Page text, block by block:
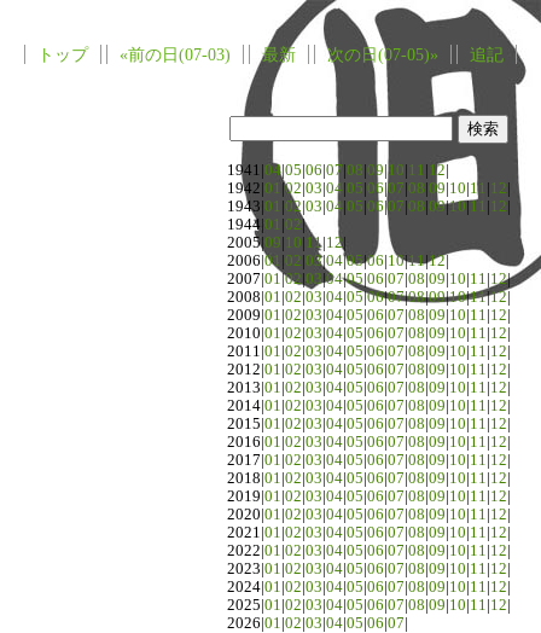
トップ «前の日(07-03) 最新 次の日(07-05)» 追記
1941| 04 05 06 07 08 09 10 11 12
1942| 01 02 03 04 05 06 |07 08 09 10 11 12
1943| 01 02 03 04 05 06 |07 08 09|10 11 12
1944| 01 02 |
2005|09 10 11 12
2006| 01 02 03|04|05|06 10|11|12
2007| 01|02 03|04|05 06 07 08 09 10 11 12|
2008| 01 02 03 04 05|06|07|08|09|10|11|12
2009| 01 02 03 04 05 06 07 08 09 10 11 12
2010| 01 02 03 04 05 06 07 08 09 10 11 12
2011| 01 02 03 04 05 06 07 08 09 10 11 12
2012| 01 02 03 04 05 06 07 08 09 10 11 12
2013| 01 02 03 04 05 06 07 08 09 10 11 12
2014| 01 02 03 04 05 06 07 08 09 10 11 12
2015| 01 02 03 04 05 06 07 08 09 10 11 12
2016| 01 02 03 04 05 06 07 08 09 10 11 12
2017| 01 02 03 04 05 06 07 08 09 10 11 12
2018| 01 02 03 04 05 06 07 08 09 10 11 12
2019| 01 02 03 04 05 06 07 08 09 10 11 12
2020| 01 02 03 04 05 06 07 08 09 10 11 12
2021| 01 02 03 04 05 06 07 08 09 10 11 12
2022| 01 02 03 04 05 06 07 08 09 10 11 12
2023| 01 02 03 04 05 06 07 08 09 10 11 12
2024| 01 02 03 04 05 06 07 08 09 10 11 12
2025| 01 02 03 04 05 06 07 08 09 10 11 12
2026| 01 02 03 04 05 06 07